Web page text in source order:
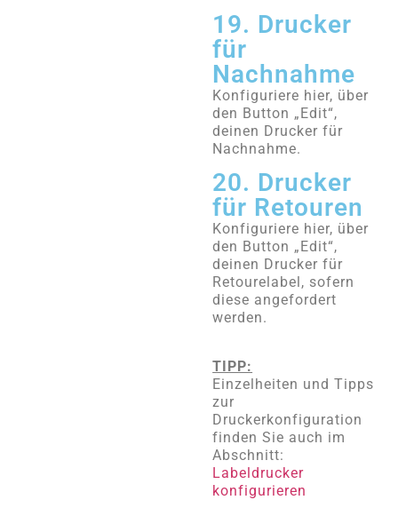
19. Drucker
für
Nachnahme
Konfiguriere hier, über
den Button „Edit“,
deinen Drucker für
Nachnahme.
20. Drucker
für Retouren
Konfiguriere hier, über
den Button „Edit“,
deinen Drucker für
Retourelabel, sofern
diese angefordert
werden.
TIPP:
Einzelheiten und Tipps
zur
Druckerkonfiguration
finden Sie auch im
Abschnitt:
Labeldrucker
konfigurieren